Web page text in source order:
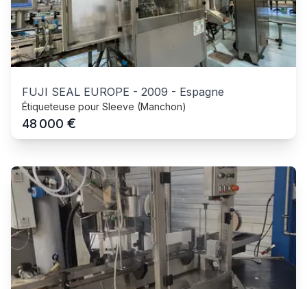
FUJI SEAL EUROPE - 2009 - Espagne
Étiqueteuse pour Sleeve (Manchon)
48 000 €